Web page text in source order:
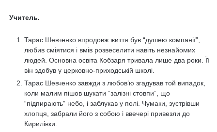
Учитель.
Тарас Шевченко впродовж життя був “душею компанії”,
любив сміятися і вмів розвеселити навіть незнайомих
людей. Основна освіта Кобзаря тривала лише два роки. Її
він здобув у церковно-приходській школі.
Тарас Шевченко завжди з любов’ю згадував той випадок,
коли малим пішов шукати “залізні стовпи”, що
“підпирають” небо, і заблукав у полі. Чумаки, зустрівши
хлопця, забрали його з собою і ввечері привезли до
Кирилівки.